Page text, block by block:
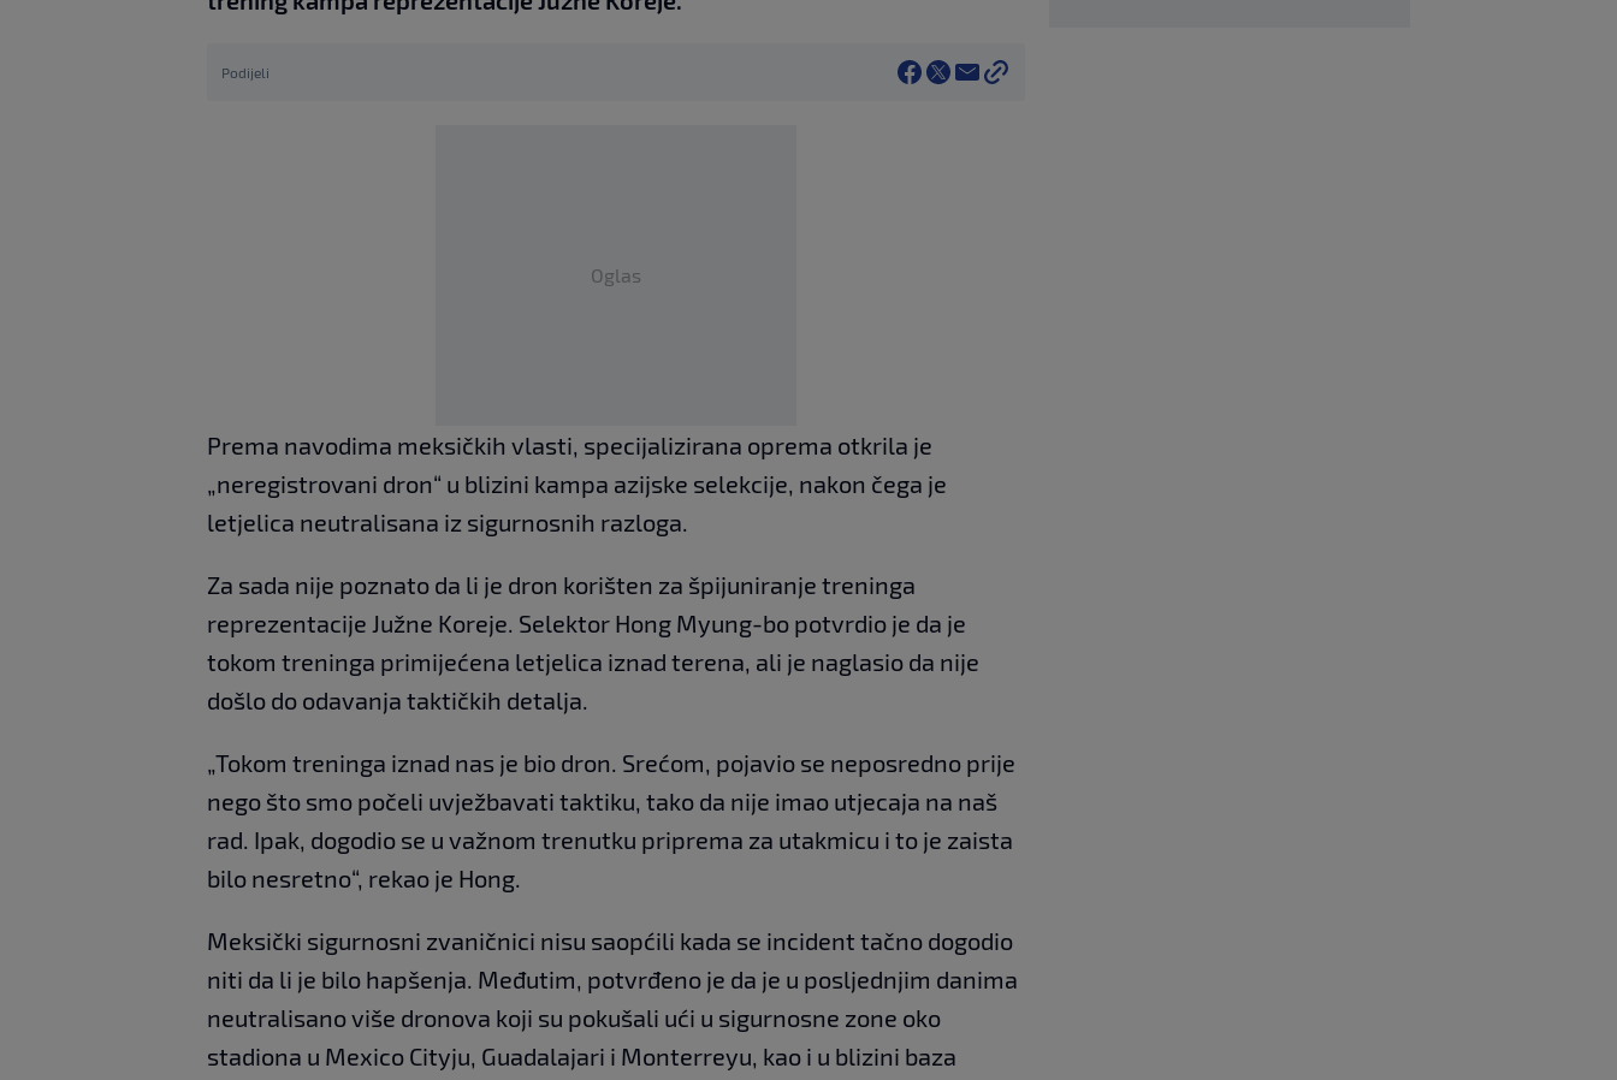
Podijeli
Oglas
Prema navodima meksičkih vlasti, specijalizirana oprema otkrila je
„neregistrovani dron“ u blizini kampa azijske selekcije, nakon čega je
letjelica neutralisana iz sigurnosnih razloga.
Za sada nije poznato da li je dron korišten za špijuniranje treninga
reprezentacije Južne Koreje. Selektor Hong Myung-bo potvrdio je da je
tokom treninga primijećena letjelica iznad terena, ali je naglasio da nije
došlo do odavanja taktičkih detalja.
„Tokom treninga iznad nas je bio dron. Srećom, pojavio se neposredno prije
nego što smo počeli uvježbavati taktiku, tako da nije imao utjecaja na naš
rad. Ipak, dogodio se u važnom trenutku priprema za utakmicu i to je zaista
bilo nesretno“, rekao je Hong.
Meksički sigurnosni zvaničnici nisu saopćili kada se incident tačno dogodio
niti da li je bilo hapšenja. Međutim, potvrđeno je da je u posljednjim danima
neutralisano više dronova koji su pokušali ući u sigurnosne zone oko
stadiona u Mexico Cityju, Guadalajari i Monterreyu, kao i u blizini baza